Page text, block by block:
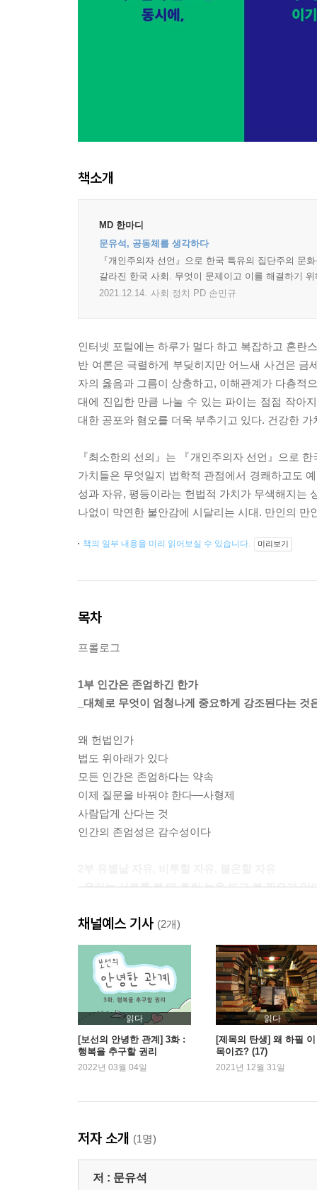
책소개
MD 한마디
문유석, 공동체를 생각하다
『개인주의자 선언』으로 한국 특유의 집단주의 문
갈라진 한국 사회. 무엇이 문제이고 이를 해결하기
2021.12.14. 사회 정치 PD 손민규
인터넷 포털에는 하루가 멀다 하고 복잡하고 혼란
반 여론은 극렬하게 부딪히지만 어느새 사건은
자의 옳음과 그름이 상충하고, 이해관계가 다층적
대에 진입한 만큼 나눌 수 있는 파이는 점점 작아
대한 공포와 혐오를 더욱 부추기고 있다. 건강한
『최소한의 선의』는 『개인주의자 선언』으로
가치들은 무엇일지 법학적 관점에서 경쾌하고도
성과 자유, 평등이라는 헌법적 가치가 무색해지는
나없이 막연한 불안감에 시달리는 시대. 만인의 만
책의 일부 내용을 미리 읽어보실 수 있습니다. 미리보기
목차
프롤로그
1부 인간은 존엄하긴 한가
_대체로 무엇이 엄청나게 중요하게 강조된다는
왜 헌법인가
법도 위아래가 있다
모든 인간은 존엄하다는 약속
이제 질문을 바꿔야 한다―사형제
사람답게 산다는 것
인간의 존엄성은 감수성이다
_우리는 서로를 볼 때 흐린 눈을 뜨고 볼 필요가 있
법치주의라는 사고방식
‘자유’의 연대기
유별날 자유, 비루할 자유, 불온할 자유
나는 나를 파괴할 권리가 있나
인간이라는 이름의 공해
3부 선의만으로 충분치 않다
_세상의 갈등 중 많은 경우가 선의와 선의의 부딪
성폭력은 자유에 대한 죄
과잉금지의 원칙
아름다운 판결과 냉정한 판결
채널예스 기사 (2개)
읽다
[보선의 안녕한 관계] 3화 :
행복을 추구할 권리
2022년 03월 04일
읽다
[제목의 탄생] 왜 하필
목이죠? (17)
2021년 12월 31일
저자 소개 (1명)
저 : 문유석